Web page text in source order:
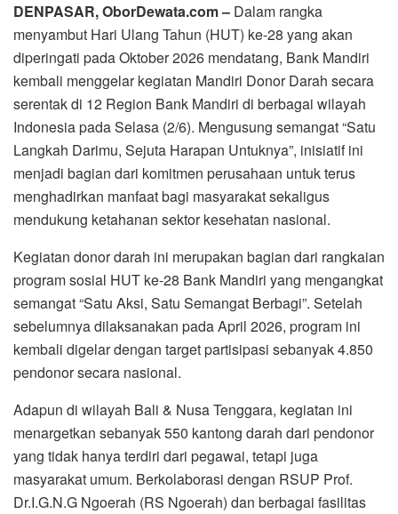
DENPASAR, OborDewata.com – Dalam rangka
menyambut Hari Ulang Tahun (HUT) ke-28 yang akan
diperingati pada Oktober 2026 mendatang, Bank Mandiri
kembali menggelar kegiatan Mandiri Donor Darah secara
serentak di 12 Region Bank Mandiri di berbagai wilayah
Indonesia pada Selasa (2/6). Mengusung semangat “Satu
Langkah Darimu, Sejuta Harapan Untuknya”, inisiatif ini
menjadi bagian dari komitmen perusahaan untuk terus
menghadirkan manfaat bagi masyarakat sekaligus
mendukung ketahanan sektor kesehatan nasional.
Kegiatan donor darah ini merupakan bagian dari rangkaian
program sosial HUT ke-28 Bank Mandiri yang mengangkat
semangat “Satu Aksi, Satu Semangat Berbagi”. Setelah
sebelumnya dilaksanakan pada April 2026, program ini
kembali digelar dengan target partisipasi sebanyak 4.850
pendonor secara nasional.
Adapun di wilayah Bali & Nusa Tenggara, kegiatan ini
menargetkan sebanyak 550 kantong darah dari pendonor
yang tidak hanya terdiri dari pegawai, tetapi juga
masyarakat umum. Berkolaborasi dengan RSUP Prof.
Dr.I.G.N.G Ngoerah (RS Ngoerah) dan berbagai fasilitas